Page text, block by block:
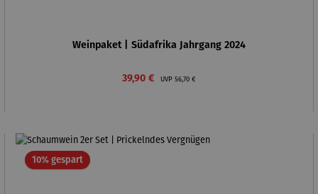
Weinpaket | Südafrika Jahrgang 2024
Verkaufspreis:
39,90 € UVP Regulärer Preis:
56,70 €
10% gespartRabatt